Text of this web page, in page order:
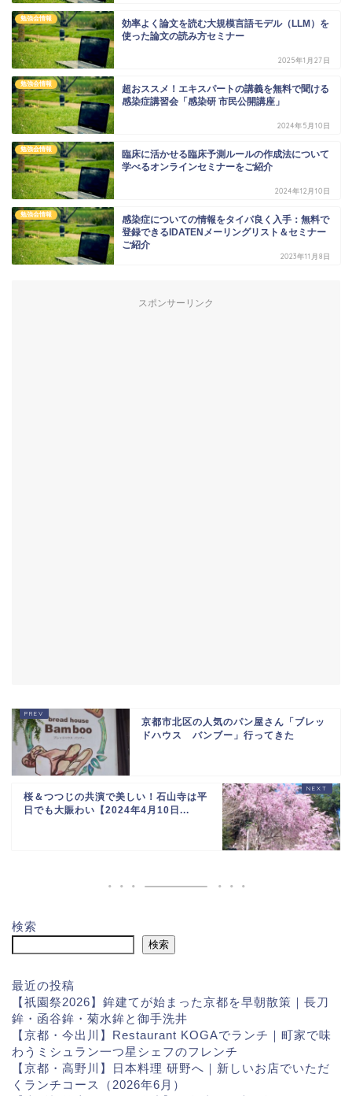
勉強会情報
効率よく論文を読む大規模言語モデル（LLM）を
使った論文の読み方セミナー
2025年1月27日
勉強会情報
超おススメ！エキスパートの講義を無料で聞ける
感染症講習会「感染研 市民公開講座」
2024年5月10日
勉強会情報
臨床に活かせる臨床予測ルールの作成法について
学べるオンラインセミナーをご紹介
2024年12月10日
勉強会情報
感染症についての情報をタイパ良く入手：無料で
登録できるIDATENメーリングリスト＆セミナー
ご紹介
2023年11月8日
スポンサーリンク
京都市北区の人気のパン屋さん「ブレッ
ドハウス バンブー」行ってきた
桜＆つつじの共演で美しい！石山寺は平
日でも大賑わい【2024年4月10日...
検索
検索
最近の投稿
【祇園祭2026】鉾建てが始まった京都を早朝散策｜長刀
鉾・函谷鉾・菊水鉾と御手洗井
【京都・今出川】Restaurant KOGAでランチ｜町家で味
わうミシュラン一つ星シェフのフレンチ
【京都・高野川】日本料理 研野へ｜新しいお店でいただ
くランチコース（2026年6月）